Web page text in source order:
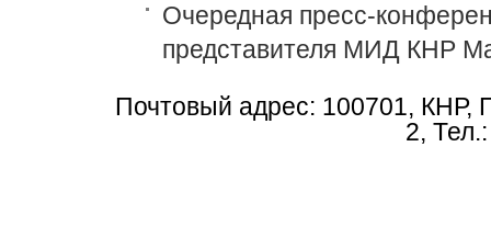
Очередная пресс-
представителя МИД КНР
Почтовый адрес: 100701, КНР,
2,